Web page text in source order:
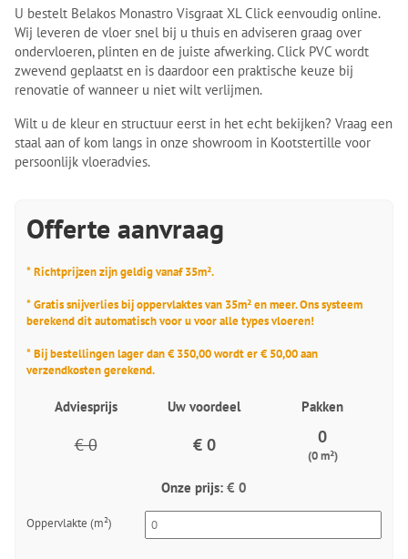
U bestelt Belakos Monastro Visgraat XL Click eenvoudig online.
Wij leveren de vloer snel bij u thuis en adviseren graag over
ondervloeren, plinten en de juiste afwerking. Click PVC wordt
zwevend geplaatst en is daardoor een praktische keuze bij
renovatie of wanneer u niet wilt verlijmen.
Wilt u de kleur en structuur eerst in het echt bekijken? Vraag een
staal aan of kom langs in onze showroom in Kootstertille voor
persoonlijk vloeradvies.
Offerte aanvraag
* Richtprijzen zijn geldig vanaf 35m².
* Gratis snijverlies bij oppervlaktes van 35m² en meer. Ons systeem
berekend dit automatisch voor u voor alle types vloeren!
* Bij bestellingen lager dan € 350,00 wordt er € 50,00 aan
verzendkosten gerekend.
Adviesprijs Uw voordeel Pakken
€ 0 € 0 0
(0 m²)
Onze prijs: € 0
Oppervlakte (m²)